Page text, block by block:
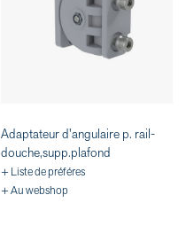
Adaptateur d'angulaire p. rail-
douche,supp.plafond
+ Liste de préféres
+ Au webshop